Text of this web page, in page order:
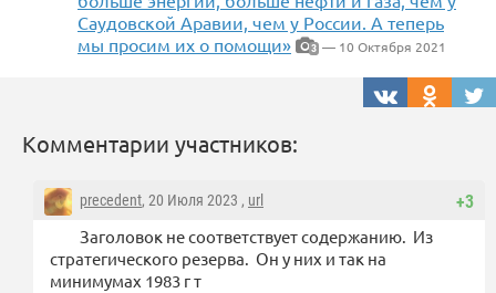
Саудовской Аравии, чем у России. А теперь
мы просим их о помощи»
3 — 10 Октября 2021
Комментарии участников:
+3
precedent, 20 Июля 2023 , url
Заголовок не соответствует содержанию. Из
стратегического резерва. Он у них и так на
минимумах 1983 г т